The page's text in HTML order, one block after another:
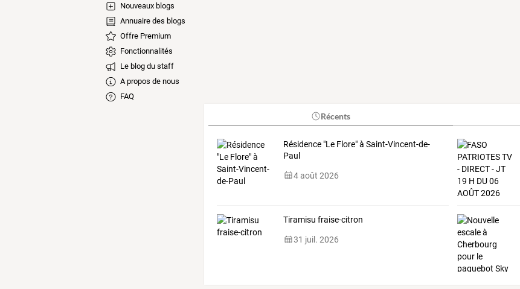
Nouveaux blogs
Annuaire des blogs
Offre Premium
Fonctionnalités
Le blog du staff
A propos de nous
FAQ
Récents
Résidence "Le Flore" à Saint-Vincent-de-
Paul
4 août 2026
Tiramisu fraise-citron
31 juil. 2026